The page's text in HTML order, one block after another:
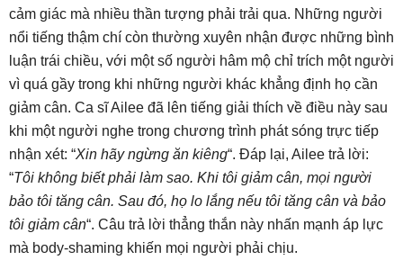
cảm giác mà nhiều thần tượng phải trải qua. Những người
nổi tiếng thậm chí còn thường xuyên nhận được những bình
luận trái chiều, với một số người hâm mộ chỉ trích một người
vì quá gầy trong khi những người khác khẳng định họ cần
giảm cân. Ca sĩ Ailee đã lên tiếng giải thích về điều này sau
khi một người nghe trong chương trình phát sóng trực tiếp
nhận xét: “Xin hãy ngừng ăn kiêng“. Đáp lại, Ailee trả lời:
“Tôi không biết phải làm sao. Khi tôi giảm cân, mọi người
bảo tôi tăng cân. Sau đó, họ lo lắng nếu tôi tăng cân và bảo
tôi giảm cân“. Câu trả lời thẳng thắn này nhấn mạnh áp lực
mà body-shaming khiến mọi người phải chịu.